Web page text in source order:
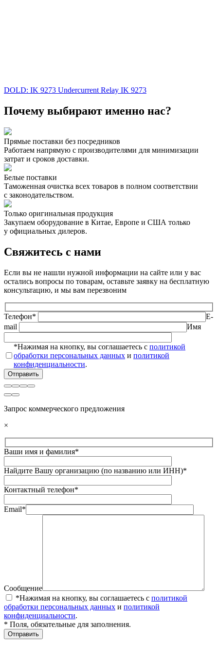
DOLD: IK 9273 Undercurrent Relay IK 9273
Почему выбирают именно нас?
Прямые поставки без посредников
Работаем напрямую с производителями для минимизации
затрат и сроков доставки.
Белые поставки
Таможенная очистка всех товаров в полном соответствии
с законодательством.
Только оригинальная продукция
Закупаем оборудование в Китае, Европе и США только
у официальных дилеров.
Свяжитесь с нами
Если вы не нашли нужной информации на сайте или у вас
остались вопросы по товарам, оставьте заявку на бесплатную
консультацию, и мы вам перезвоним
Телефон*
E-
mail
Имя
*Нажимая на кнопку, вы соглашаетесь с политикой
обработки персональных данных и политикой
конфиденциальности.
Запрос коммерческого предложения
×
Ваши имя и фамилия*
Найдите Вашу организацию (по названию или ИНН)*
Контактный телефон*
Email*
Сообщение
*Нажимая на кнопку, вы соглашаетесь с политикой
обработки персональных данных и политикой
конфиденциальности.
* Поля, обязательные для заполнения.